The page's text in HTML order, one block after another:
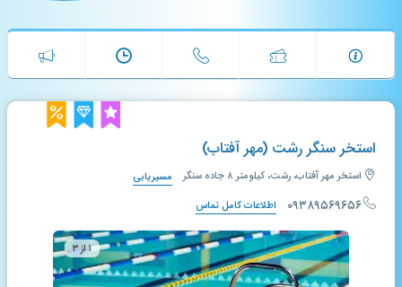
استخر سنگر رشت (مهر آفتاب)
استخر مهر آفتاب، رشت، کیلومتر ۸ جاده سنگر مسیریابی
۰۹۳۸۹۵۶۹۶۵۶ اطلاعات کامل تماس
۱ از ۳